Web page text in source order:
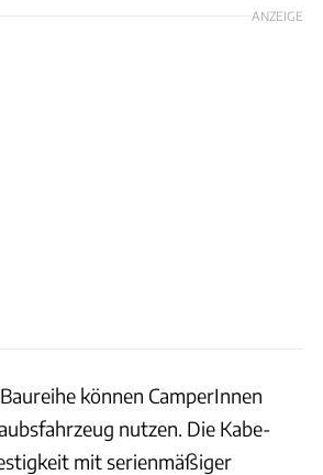
ANZEIGE
können CamperInnen
nutzen. Die Kabe-
mit serienmäßiger